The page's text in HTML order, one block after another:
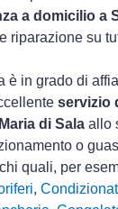
a domicilio a
riparazione su
è in grado di
servizio
di Sala allo
o
quali, per
,